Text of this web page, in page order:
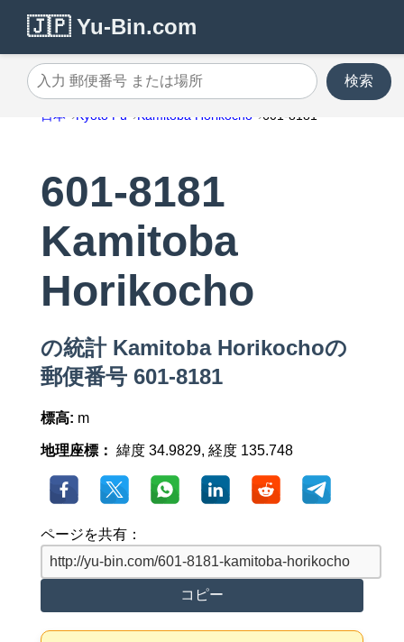
🇯🇵 Yu-Bin.com
入力 郵便番号 または場所
検索
日本 Kyoto Fu Kamitoba Horikocho 601-8181
601-8181
Kamitoba
Horikocho
の統計 Kamitoba Horikochoの
郵便番号 601-8181
標高: m
地理座標： 緯度 34.9829, 経度 135.748
ページを共有：
コピー